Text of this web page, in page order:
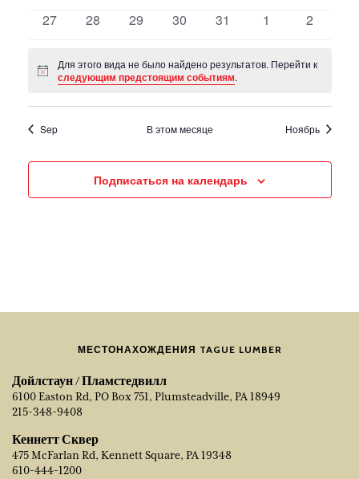
0
27
0
28
0
29
0
30
0
31
0
1
0
2
Notice
Для этого вида не было найдено результатов. Перейти к
следующим предстоящим событиям.
Sep В этом месяце Ноябрь
Подписаться на календарь
МЕСТОНАХОЖДЕНИЯ TAGUE LUMBER
Дойлстаун / Пламстедвилл
6100 Easton Rd, PO Box 751, Plumsteadville, PA 18949
215-348-9408
Кеннетт Сквер
475 McFarlan Rd, Kennett Square, PA 19348
610-444-1200